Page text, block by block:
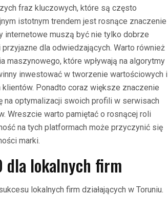
fraz kluczowych, które są często
istotnym trendem jest rosnące znaczenie
internetowe muszą być nie tylko dobrze
dla odwiedzających. Warto również
maszynowego, które wpływają na algorytmy
inwestować w tworzenie wartościowych i
Ponadto coraz większe znaczenie
na optymalizacji swoich profili w serwisach
Wreszcie warto pamiętać o rosnącej roli
na tych platformach może przyczynić się
marki.
dla lokalnych firm
lokalnych firm działających w Toruniu.